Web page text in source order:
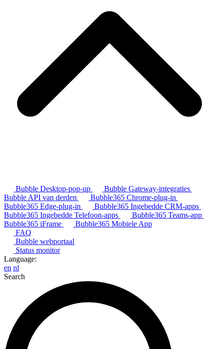
Bubble Desktop-pop-up
Bubble Gateway-integraties
Bubble API van derden
Bubble365 Chrome-plug-in
Bubble365 Edge-plug-in
Bubble365 Ingebedde CRM-apps
Bubble365 Ingebedde Telefoon-apps
Bubble365 Teams-app
Bubble365 iFrame
Bubble365 Mobiele App
FAQ
Bubble webportaal
Status monitor
Language:
en nl
Search